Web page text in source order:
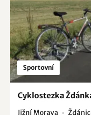
Sportovní
Cyklostezka
Jižní Morava